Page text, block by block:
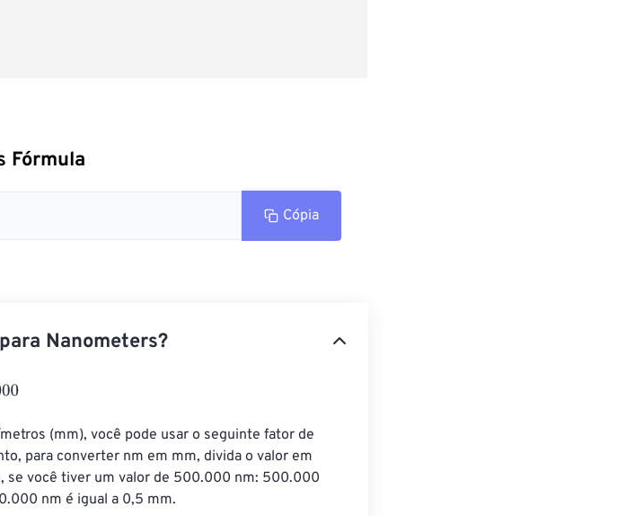
Fórmula
Cópia
Nanometers?
(mm), você pode usar o seguinte fator de
para converter nm em mm, divida o valor em
se você tiver um valor de 500.000 nm: 500.000
nm é igual a 0,5 mm.